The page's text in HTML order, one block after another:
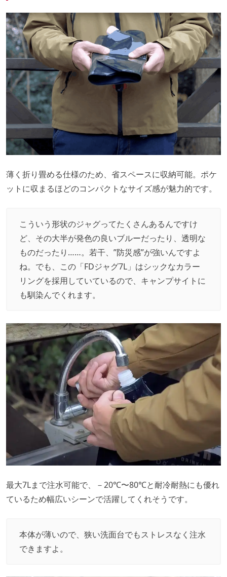
薄く折り畳める仕様のため、省スペースに収納可能。ポケ
ットに収まるほどのコンパクトなサイズ感が魅力的です。
こういう形状のジャグってたくさんあるんですけ
ど、その大半が発色の良いブルーだったり、透明な
ものだったり……。若干、”防災感”が強いんですよ
ね。でも、この「FDジャグ7L」はシックなカラー
リングを採用していているので、キャンプサイトに
も馴染んでくれます。
最大7Lまで注水可能で、－20℃〜80℃と耐冷耐熱にも優れ
ているため幅広いシーンで活躍してくれそうです。
本体が薄いので、狭い洗面台でもストレスなく注水
できますよ。